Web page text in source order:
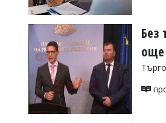
Без
още